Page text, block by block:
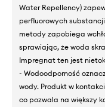
Water Repellency)
perfluorowych
metody zapobiega
sprawiając, że woda
Impregnat ten jest
- Wodoodporność
wody. Produkt w
co pozwala na większy